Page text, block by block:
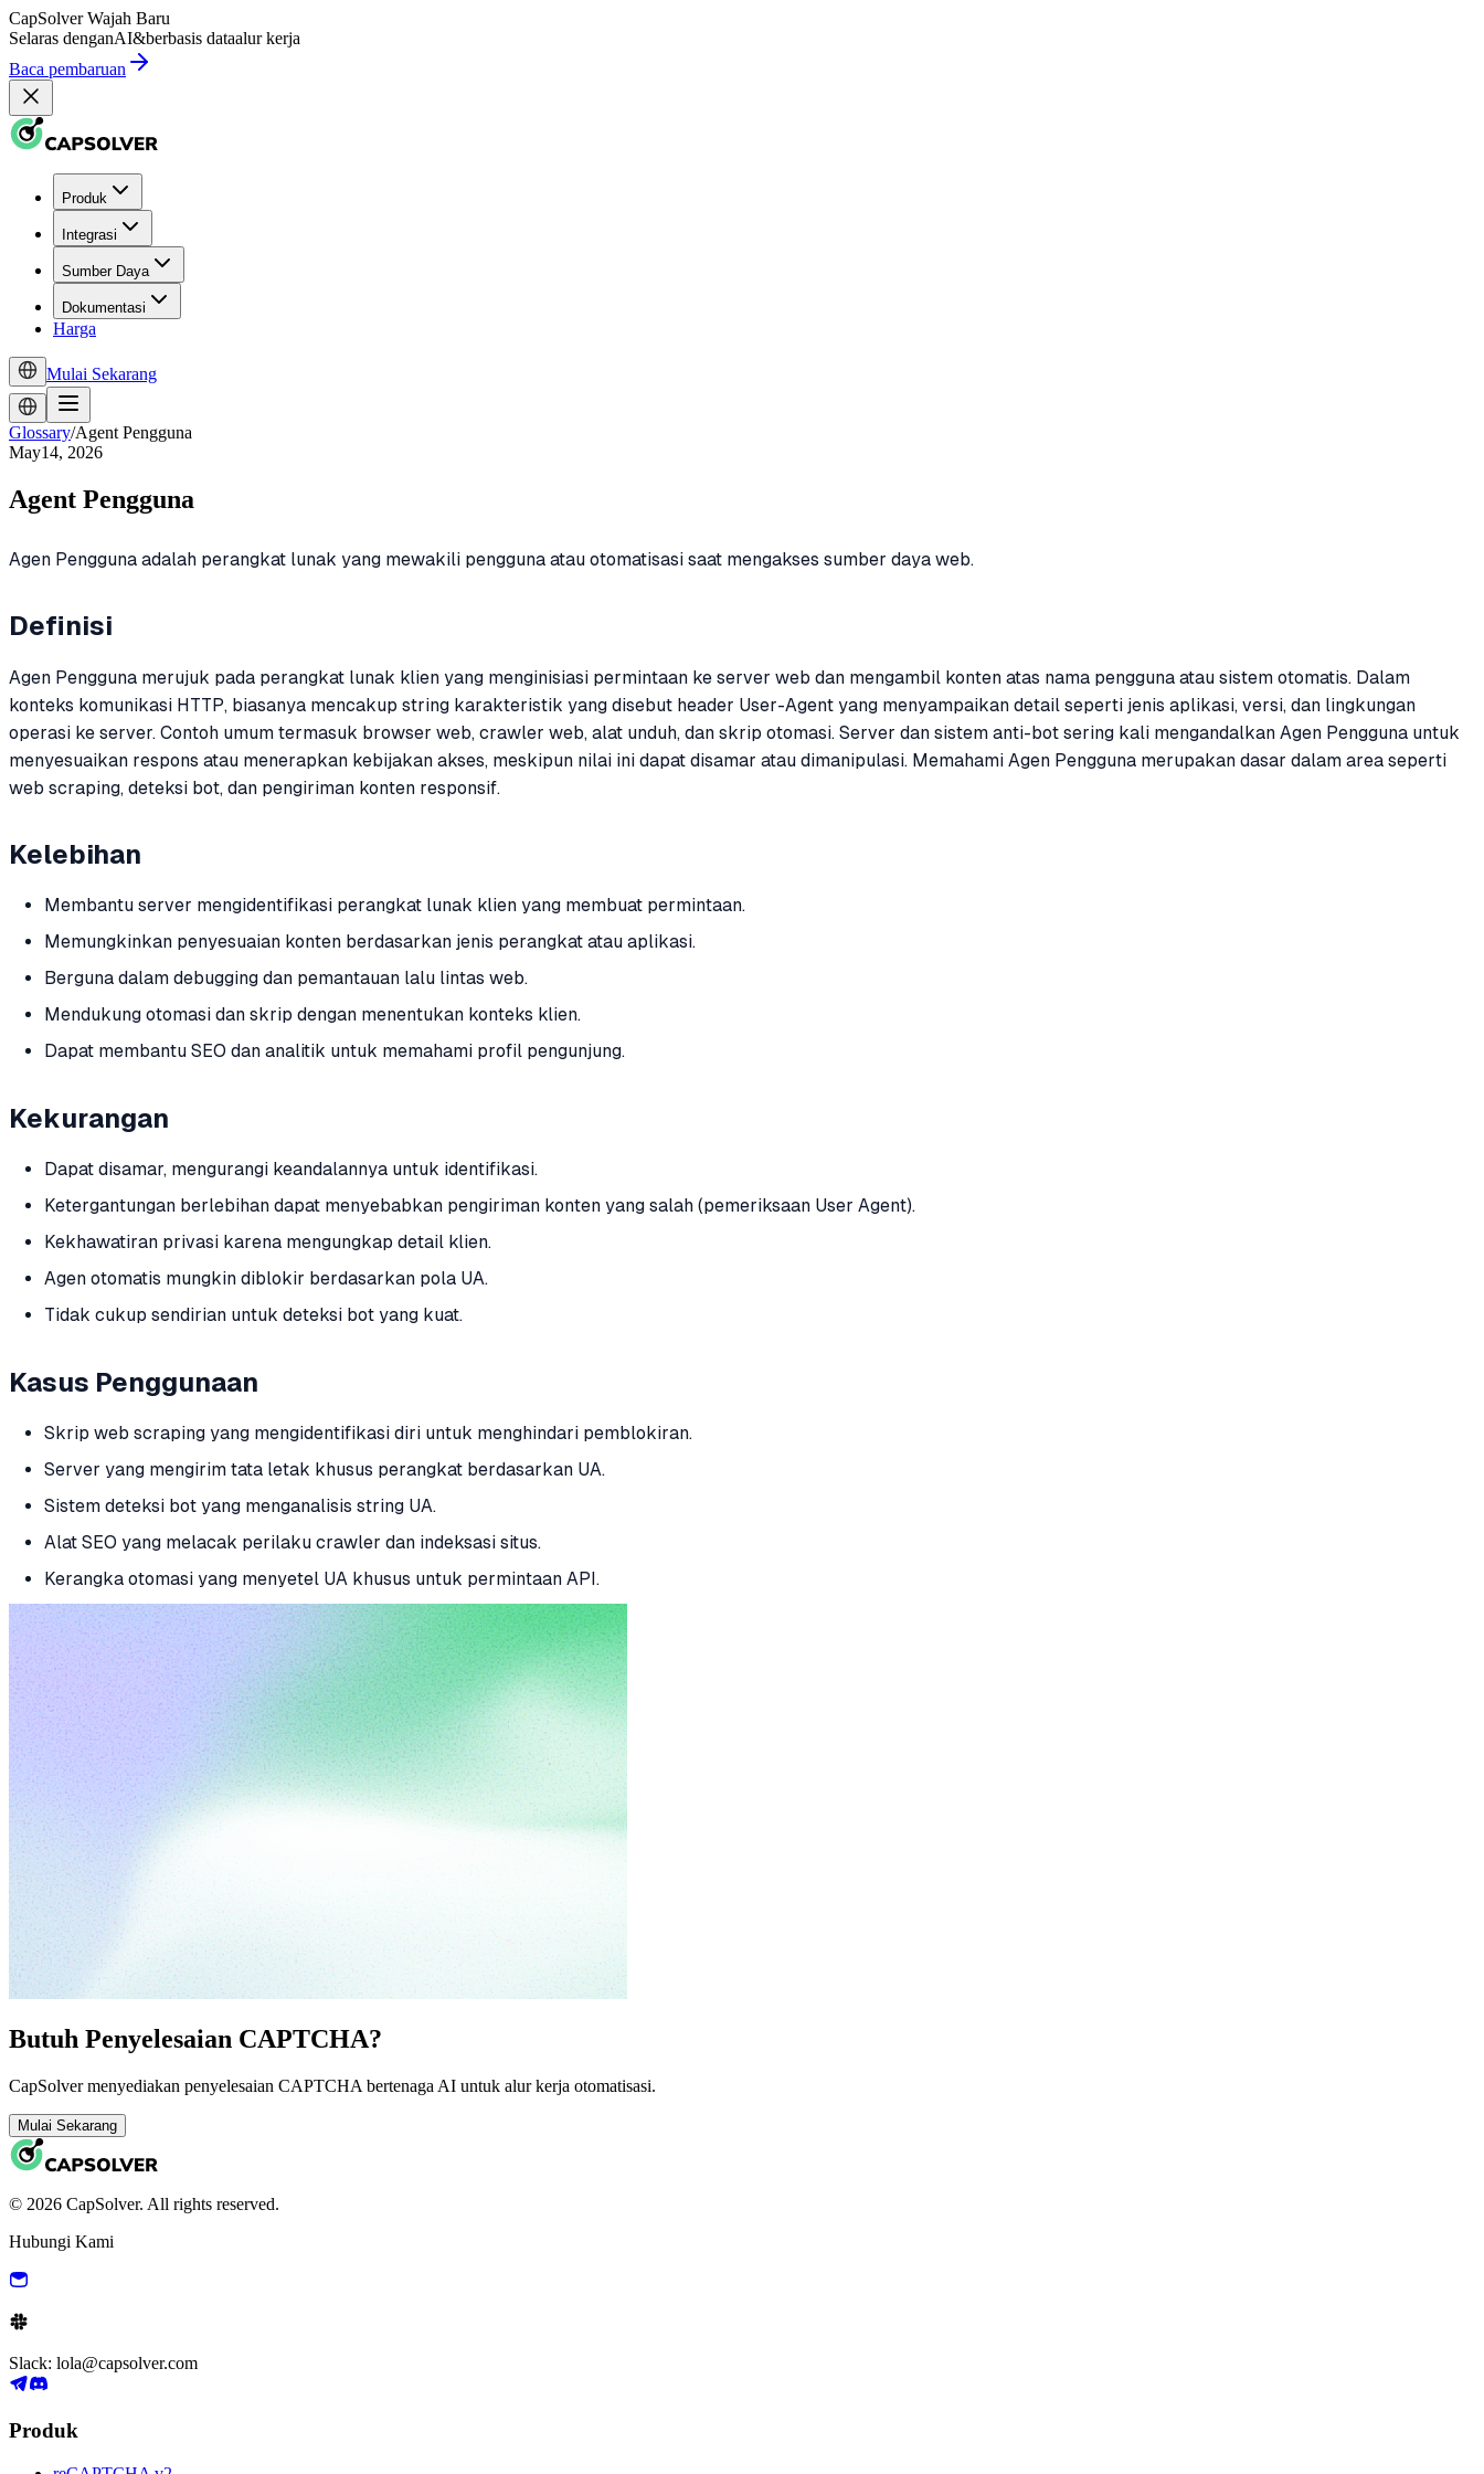
CapSolver Wajah Baru
Selaras denganAI&berbasis dataalur kerja
Baca pembaruan
Produk
Integrasi
Sumber Daya
Dokumentasi
Harga
Mulai Sekarang
Glossary/Agent Pengguna
May14, 2026
Agent Pengguna
Agen Pengguna adalah perangkat lunak yang mewakili pengguna atau otomatisasi saat mengakses sumber daya web.
Definisi
Agen Pengguna merujuk pada perangkat lunak klien yang menginisiasi permintaan ke server web dan mengambil konten atas nama pengguna atau sistem otomatis. Dalam
konteks komunikasi HTTP, biasanya mencakup string karakteristik yang disebut header User-Agent yang menyampaikan detail seperti jenis aplikasi, versi, dan lingkungan
operasi ke server. Contoh umum termasuk browser web, crawler web, alat unduh, dan skrip otomasi. Server dan sistem anti-bot sering kali mengandalkan Agen Pengguna untuk
menyesuaikan respons atau menerapkan kebijakan akses, meskipun nilai ini dapat disamar atau dimanipulasi. Memahami Agen Pengguna merupakan dasar dalam area seperti
web scraping, deteksi bot, dan pengiriman konten responsif.
Kelebihan
Membantu server mengidentifikasi perangkat lunak klien yang membuat permintaan.
Memungkinkan penyesuaian konten berdasarkan jenis perangkat atau aplikasi.
Berguna dalam debugging dan pemantauan lalu lintas web.
Mendukung otomasi dan skrip dengan menentukan konteks klien.
Dapat membantu SEO dan analitik untuk memahami profil pengunjung.
Kekurangan
Dapat disamar, mengurangi keandalannya untuk identifikasi.
Ketergantungan berlebihan dapat menyebabkan pengiriman konten yang salah (pemeriksaan User Agent).
Kekhawatiran privasi karena mengungkap detail klien.
Agen otomatis mungkin diblokir berdasarkan pola UA.
Tidak cukup sendirian untuk deteksi bot yang kuat.
Kasus Penggunaan
Skrip web scraping yang mengidentifikasi diri untuk menghindari pemblokiran.
Server yang mengirim tata letak khusus perangkat berdasarkan UA.
Sistem deteksi bot yang menganalisis string UA.
Alat SEO yang melacak perilaku crawler dan indeksasi situs.
Kerangka otomasi yang menyetel UA khusus untuk permintaan API.
Butuh Penyelesaian CAPTCHA?
CapSolver menyediakan penyelesaian CAPTCHA bertenaga AI untuk alur kerja otomatisasi.
Mulai Sekarang
© 2026 CapSolver. All rights reserved.
Hubungi Kami
Slack: lola@capsolver.com
Produk